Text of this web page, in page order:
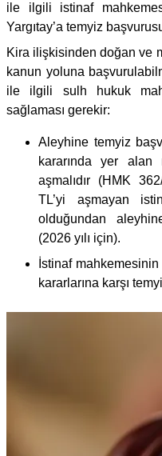
ile ilgili istinaf
Yargıtay’a temyiz
Kira ilişkisinden doğan ve
kanun yoluna
ile ilgili sulh hukuk
sağlaması gerekir:
Aleyhine temyiz
kararında yer alan
aşmalıdır (HMK
TL’yi aşmayan
olduğundan
(2026 yılı için).
İstinaf
kararlarına karşı